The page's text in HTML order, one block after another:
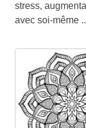
stress,
avec soi-même